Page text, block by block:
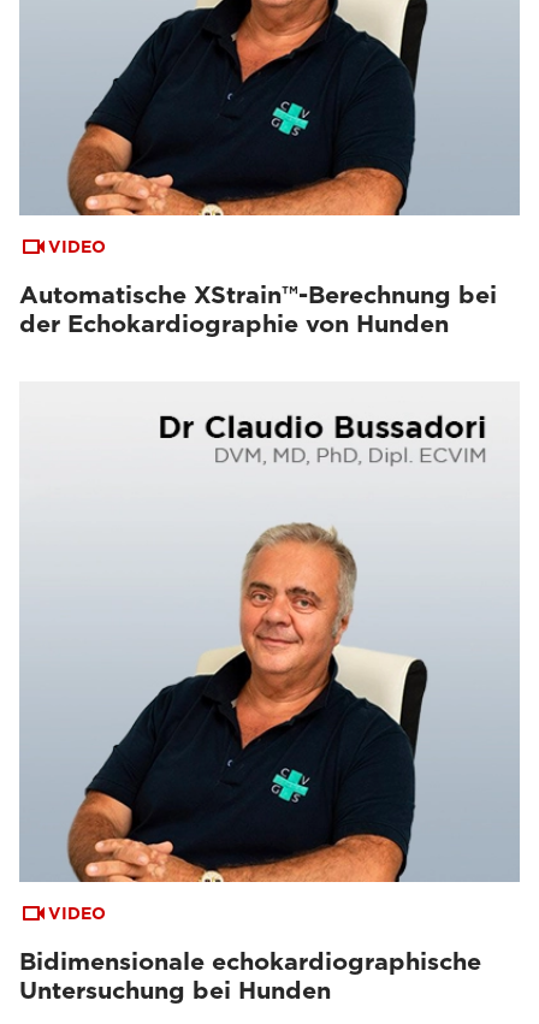
VIDEO
Automatische XStrain™-Berechnung bei
der Echokardiographie von Hunden
VIDEO
Bidimensionale echokardiographische
Untersuchung bei Hunden